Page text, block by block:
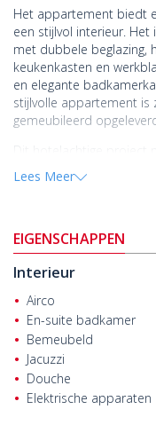
Het appartement biedt
een stijlvol interieur. Het
met dubbele beglazing,
keukenkasten en
en elegante
stijlvolle appartement is
gemeubileerd
voorzieningen voor een
over een verwarmd
heeft 2 liften. Er is ook
een aangelegde tuin,
en
parkeerplaats voor 14
beheerkantoor.
Kargıcak, een wijk van
en voor vakanties. Het
natuurschoon en
projecten in het gebied
design en geavanceerde
Lees Meer
EIGENSCHAPPEN
Interieur
Airco
En-suite badkamer
Bemeubeld
Jacuzzi
Douche
Elektrische apparaten